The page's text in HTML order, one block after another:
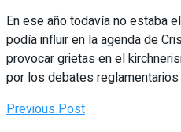
En ese año todavía no estaba
podía influir en la agenda de
provocar grietas en el
por los debates
Previous Post